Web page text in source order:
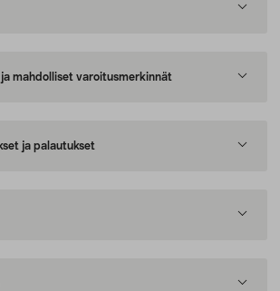
mahdolliset varoitusmerkinnät
ja palautukset